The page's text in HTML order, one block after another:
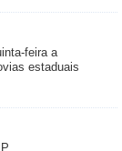
feira a
estaduais